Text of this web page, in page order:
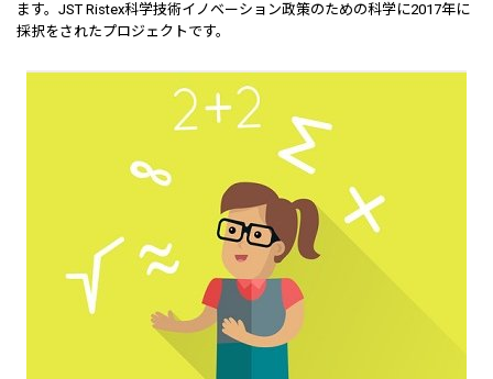
ます。JST Ristex科学技術イノベーション政策のための科学に2017年に
採択をされたプロジェクトです。